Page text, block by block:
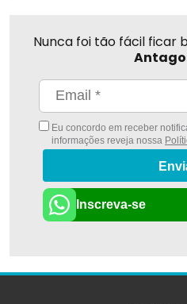
Nunca foi tão fácil ficar
Eu concordo em receber
informações reveja nossa
Inscreva-se